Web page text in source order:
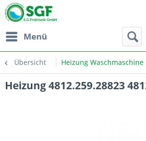
Menü
Übersicht Heizung Waschmaschine
Heizung 4812.259.28823